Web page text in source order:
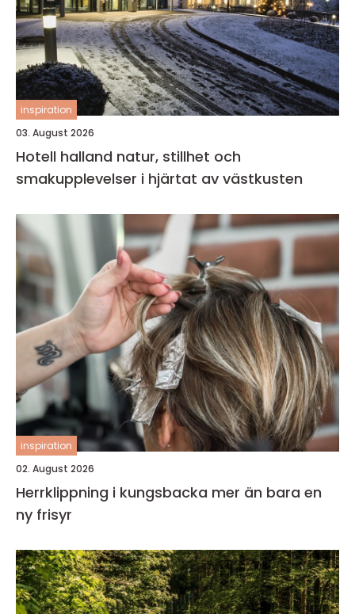
inspiration
03. August 2026
Hotell halland natur, stillhet och
smakupplevelser i hjärtat av västkusten
inspiration
02. August 2026
Herrklippning i kungsbacka mer än bara en
ny frisyr